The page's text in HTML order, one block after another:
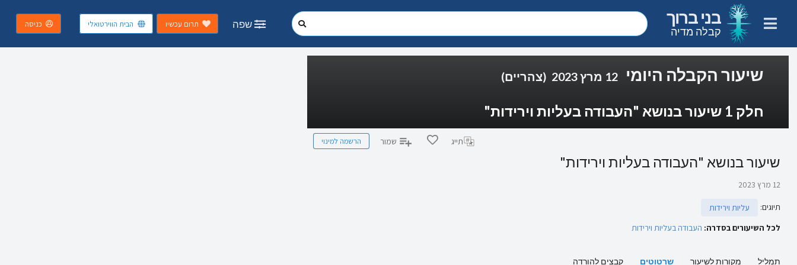
בני ברוך
קבלה מדיה
שפה תרום עכשיו הבית הווירטואלי כניסה
שיעור הקבלה היומי 12 מרץ 2023 (צהריים)
חלק 1 שיעור בנושא "העבודה בעליות וירידות"
תייג שמור הרשמה למינוי
שיעור בנושא "העבודה בעליות וירידות"
12 מרץ 2023
תיוגים:
עליות וירידות
לכל השיעורים בסדרה: העבודה בעליות וירידות
תמליל מקורות לשיעור שרטוטים קבצים להורדה